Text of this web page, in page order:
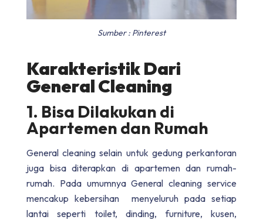
Sumber : Pinterest
Karakteristik Dari
General Cleaning
1. Bisa Dilakukan di
Apartemen dan Rumah
General cleaning selain untuk gedung perkantoran
juga bisa diterapkan di apartemen dan rumah-
rumah. Pada umumnya General cleaning service
mencakup kebersihan menyeluruh pada setiap
lantai seperti toilet, dinding, furniture, kusen,